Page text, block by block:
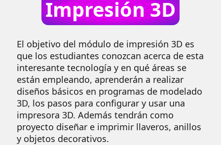
Impresión 3D
El objetivo del módulo de impresión 3D es
que los estudiantes conozcan acerca de esta
interesante tecnología y en qué áreas se
están empleando, aprenderán a realizar
diseños básicos en programas de modelado
3D, los pasos para configurar y usar una
impresora 3D. Además tendrán como
proyecto diseñar e imprimir llaveros, anillos
y objetos decorativos.